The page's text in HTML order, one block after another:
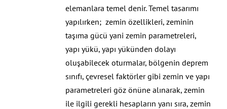
elemanlara temel denir. Temel tasarımı
yapılırken; zemin özellikleri, zeminin
taşıma gücü yani zemin parametreleri,
yapı yükü, yapı yükünden dolayı
oluşabilecek oturmalar, bölgenin deprem
sınıfı, çevresel faktörler gibi zemin ve yapı
parametreleri göz önüne alınarak, zemin
ile ilgili gerekli hesapların yanı sıra, zemin